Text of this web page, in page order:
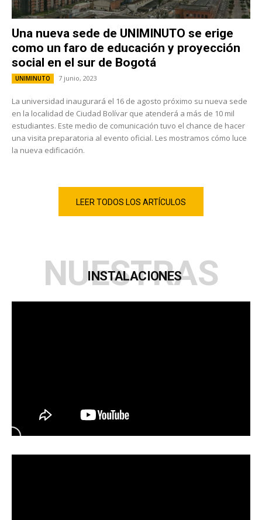
Una nueva sede de UNIMINUTO se erige
como un faro de educación y proyección
social en el sur de Bogotá
UNIMINUTO 7 junio, 2023
La universidad inaugurará el 16 de agosto próximo su nueva sede
en la localidad de Ciudad Bolívar que atenderá a más de 10 mil
estudiantes. Este medio de comunicación tuvo el chance de hacer
una visita preparatoria al evento oficial. Les mostramos cómo luce
la nueva edificación.
LEER TODOS LOS ARTÍCULOS
INSTALACIONES
NUESTRAS